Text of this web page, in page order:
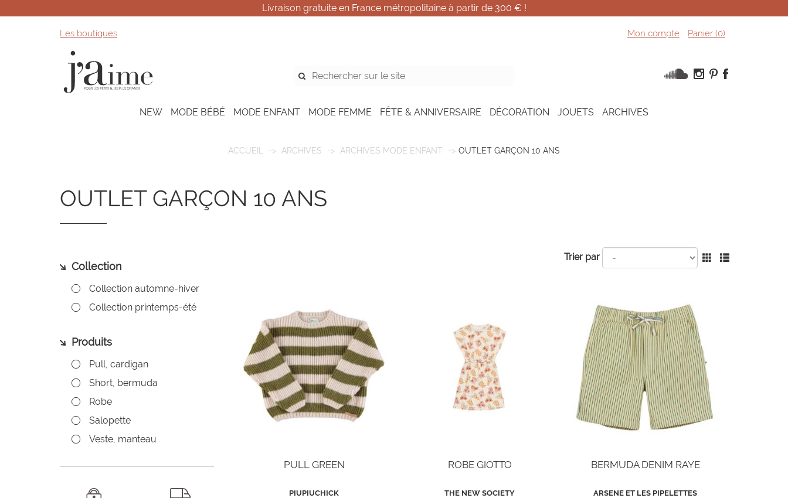
Livraison gratuite en France métropolitaine à partir de 300 € !
Les boutiques Mon compte Panier (0)
NEW MODE BÉBÉ MODE ENFANT MODE FEMME FÊTE & ANNIVERSAIRE DÉCORATION JOUETS ARCHIVES
ACCUEIL ARCHIVES ARCHIVES MODE ENFANT OUTLET GARÇON 10 ANS
OUTLET GARÇON 10 ANS
Collection
Collection automne-hiver
Collection printemps-été
Produits
Pull, cardigan
Short, bermuda
Robe
Salopette
Veste, manteau
Trier par
PULL GREEN
PIUPIUCHICK
ROBE GIOTTO
THE NEW SOCIETY
BERMUDA DENIM RAYE
ARSENE ET LES PIPELETTES